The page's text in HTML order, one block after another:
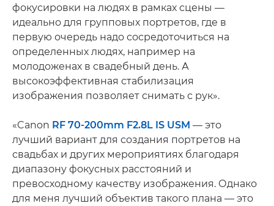
фокусировки на людях в рамках сцены —
идеально для групповых портретов, где в
первую очередь надо сосредоточиться на
определенных людях, например на
молодоженах в свадебный день. А
высокоэффективная стабилизация
изображения позволяет снимать с рук».
«Canon RF 70-200mm F2.8L IS USM — это
лучший вариант для создания портретов на
свадьбах и других мероприятиях благодаря
диапазону фокусных расстояний и
превосходному качеству изображения. Однако
для меня лучший объектив такого плана — это